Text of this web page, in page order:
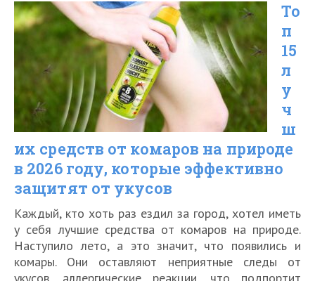
ботинок
То
п
15
л
у
ч
ш
их средств от комаров на природе
в 2026 году, которые эффективно
защитят от укусов
Каждый, кто хоть раз ездил за город, хотел иметь
у себя лучшие средства от комаров на природе.
Наступило лето, а это значит, что появились и
комары. Они оставляют неприятные следы от